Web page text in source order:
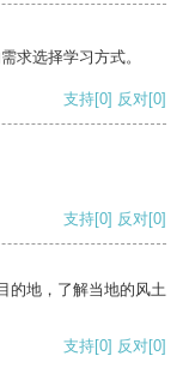
求选择学习方式。
支持[0] 反对[0]
支持[0] 反对[0]
的地，了解当地的风土
支持[0] 反对[0]